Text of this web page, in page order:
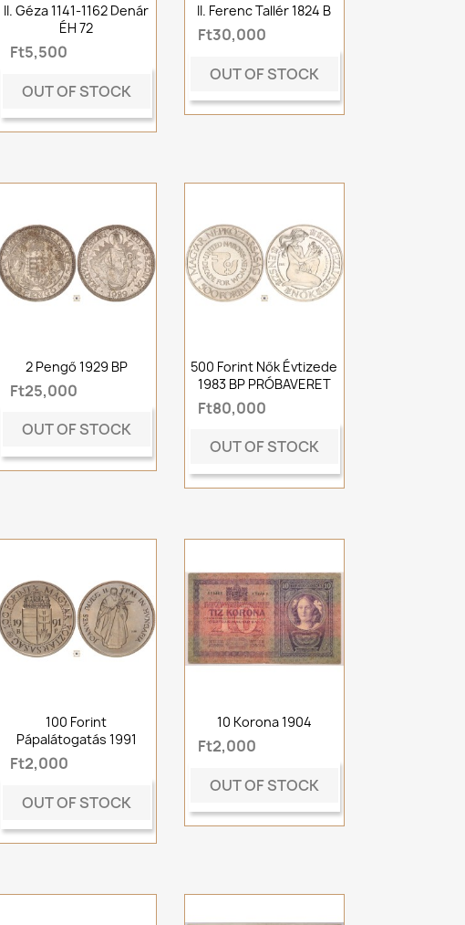
II. Géza 1141-1162 Denár
ÉH 72
Ft5,500
OUT OF STOCK
II. Ferenc Tallér 1824 B
Ft30,000
OUT OF STOCK
2 Pengő 1929 BP
Ft25,000
OUT OF STOCK
500 Forint Nők Évtizede
1983 BP PRÓBAVERET
Ft80,000
OUT OF STOCK
100 Forint
Pápalátogatás 1991
Ft2,000
OUT OF STOCK
10 Korona 1904
Ft2,000
OUT OF STOCK